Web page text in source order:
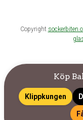
Köp
Klippkungen
Copyright